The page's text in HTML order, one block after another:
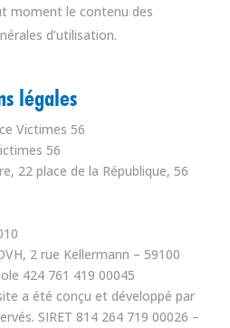
moment le contenu des
d’utilisation.
légales
Victimes 56
56
22 place de la République, 56
2 rue Kellermann – 59100
424 761 419 00045
a été conçu et développé par
SIRET 814 264 719 00026 –